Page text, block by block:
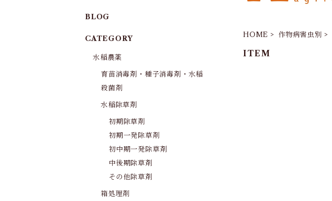
HOME 作物病害虫別
ITEM
BLOG
CATEGORY
水稲農薬
育苗消毒剤・種子消毒剤・水稲
殺菌剤
水稲除草剤
初期除草剤
初期一発除草剤
初中期一発除草剤
中後期除草剤
その他除草剤
箱処理剤